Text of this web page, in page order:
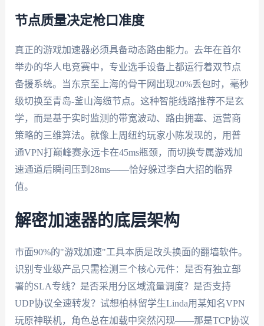
节点质量决定枪口准度
真正的游戏加速器必须具备动态路由能力。去年在首尔
举办的华人电竞赛中，专业选手设备上都运行着双节点
备援系统。当东京至上海的骨干网出现20%丢包时，毫秒
级切换至青岛-釜山海缆节点。这种智能线路推荐不是玄
学，而是基于实时监测的带宽波动、路由拥塞、运营商
策略的三维算法。就像上周纽约玩家小陈发现的，用普
通VPN打巅峰赛永远卡在45ms瓶颈，而切换专属游戏加
速通道后瞬间压到28ms——恰好躲过李白大招的临界
值。
解密加速器的底层架构
市面90%的"游戏加速"工具本质是改头换面的翻墙软件。
识别专业级产品只需检测三个核心元件：是否有独立部
署的SLA专线？是否采用分区域流量调度？是否支持
UDP协议全速转发？试想柏林留学生Linda用某知名VPN
玩原神联机，角色总在加载中突然闪现——那是TCP协议